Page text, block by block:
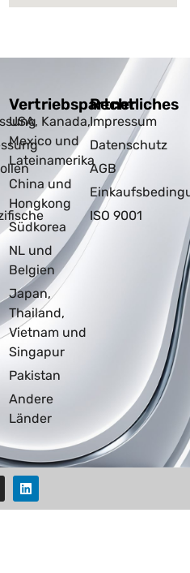
Vertriebspartner
USA, Kanada,
Mexico und
Lateinamerika
China und
Hongkong
Südkorea
NL und
Belgien
Japan,
Thailand,
Vietnam und
Singapur
Pakistan
Andere
Länder
Rechtliches
Impressum
Datenschutz
AGB
ISO 9001